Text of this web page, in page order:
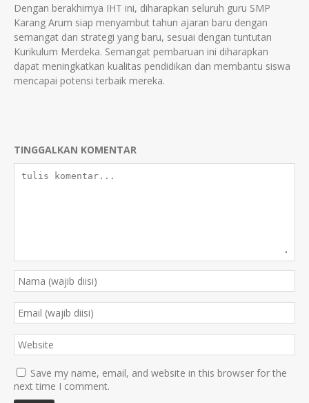
Dengan berakhirnya IHT ini, diharapkan seluruh guru SMP
Karang Arum siap menyambut tahun ajaran baru dengan
semangat dan strategi yang baru, sesuai dengan tuntutan
Kurikulum Merdeka. Semangat pembaruan ini diharapkan
dapat meningkatkan kualitas pendidikan dan membantu siswa
mencapai potensi terbaik mereka.
TINGGALKAN KOMENTAR
Save my name, email, and website in this browser for the
next time I comment.